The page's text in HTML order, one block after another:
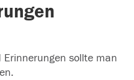
Erinnerungen sollte man